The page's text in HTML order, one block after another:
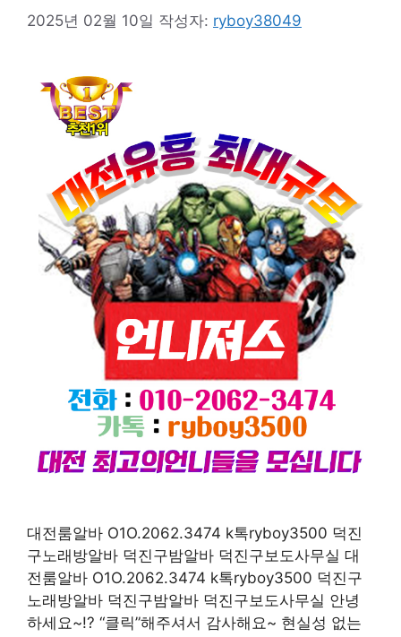
2025년 02월 10일 작성자: ryboy38049
대전룸알바 O1O.2062.3474 k톡ryboy3500 덕진
구노래방알바 덕진구밤알바 덕진구보도사무실 대
전룸알바 O1O.2062.3474 k톡ryboy3500 덕진구
노래방알바 덕진구밤알바 덕진구보도사무실 안녕
하세요~!? “클릭”해주셔서 감사해요~ 현실성 없는